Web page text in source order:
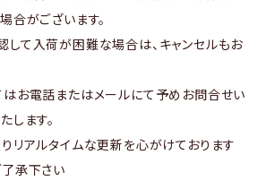
合がございます。
て入荷が困難な場合は、キャンセルもお
お電話またはメールにて予めお問合せい
します。
リアルタイムな更新を心がけております
承下さい